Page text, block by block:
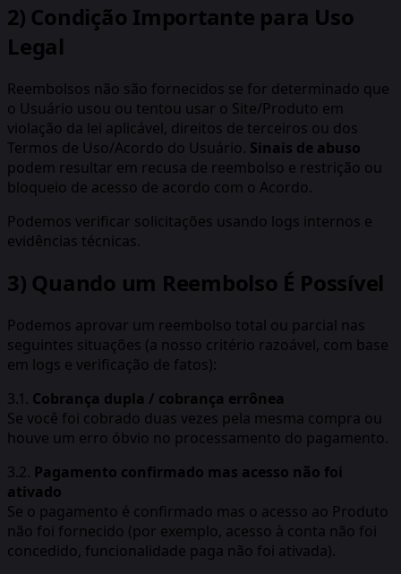
2) Condição Importante para Uso
Legal
Reembolsos não são fornecidos se for determinado que
o Usuário usou ou tentou usar o Site/Produto em
violação da lei aplicável, direitos de terceiros ou dos
Termos de Uso/Acordo do Usuário. Sinais de abuso
podem resultar em recusa de reembolso e restrição ou
bloqueio de acesso de acordo com o Acordo.
Podemos verificar solicitações usando logs internos e
evidências técnicas.
3) Quando um Reembolso É Possível
Podemos aprovar um reembolso total ou parcial nas
seguintes situações (a nosso critério razoável, com base
em logs e verificação de fatos):
3.1. Cobrança dupla / cobrança errônea
Se você foi cobrado duas vezes pela mesma compra ou
houve um erro óbvio no processamento do pagamento.
3.2. Pagamento confirmado mas acesso não foi
ativado
Se o pagamento é confirmado mas o acesso ao Produto
não foi fornecido (por exemplo, acesso à conta não foi
concedido, funcionalidade paga não foi ativada).